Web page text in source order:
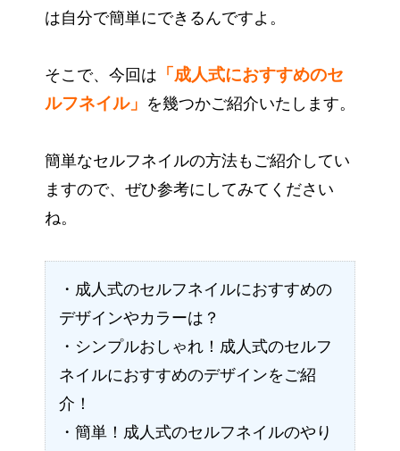
は自分で簡単にできるんですよ。
そこで、今回は 「成人式におすすめのセ
ルフネイル」 を幾つかご紹介いたします。
簡単なセルフネイルの方法もご紹介してい
ますので、ぜひ参考にしてみてください
ね。
・成人式のセルフネイルにおすすめの
デザインやカラーは？
・シンプルおしゃれ！成人式のセルフ
ネイルにおすすめのデザインをご紹
介！
・簡単！成人式のセルフネイルのやり